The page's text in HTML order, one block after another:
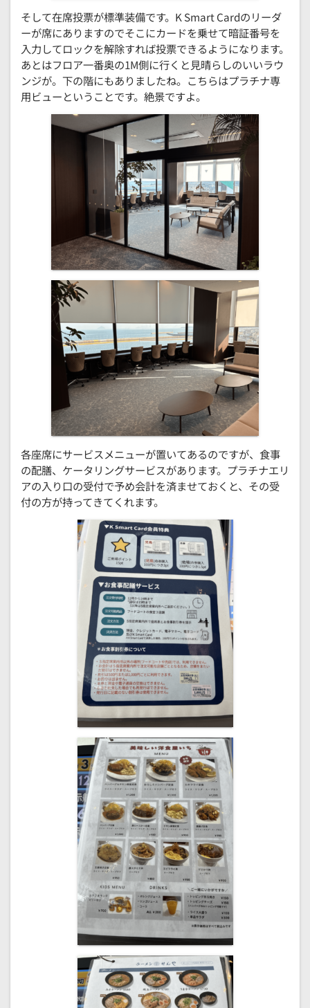
そして在席投票が標準装備です。K Smart Cardのリーダ
ーが席にありますのでそこにカードを乗せて暗証番号を
入力してロックを解除すれば投票できるようになります。
あとはフロア一番奥の1M側に行くと見晴らしのいいラウ
ンジが。下の階にもありましたね。こちらはプラチナ専
用ビューということです。絶景ですよ。
各座席にサービスメニューが置いてあるのですが、食事
の配膳、ケータリングサービスがあります。プラチナエリ
アの入り口の受付で予め会計を済ませておくと、その受
付の方が持ってきてくれます。